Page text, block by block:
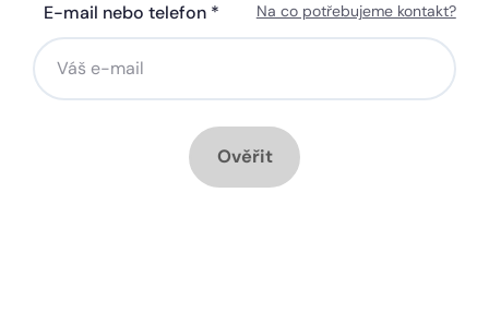
E-mail nebo telefon * Na co potřebujeme kontakt?
Ověřit